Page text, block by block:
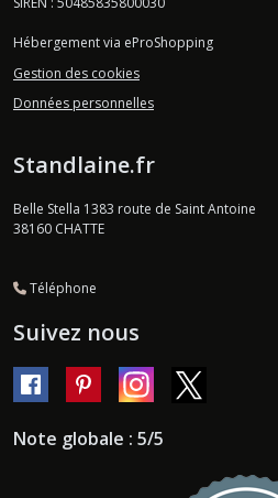
Hébergement via eProShopping
Gestion des cookies
Données personnelles
Standlaine.fr
Belle Stella 1383 route de Saint Antoine
38160 CHATTE
Téléphone
Suivez nous
Note globale : 5/5